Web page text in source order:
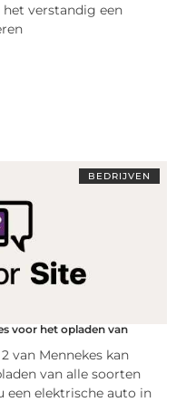
het verstandig een
BEDRIJVEN
voor het opladen van
van Mennekes kan
van alle soorten
een elektrische auto in